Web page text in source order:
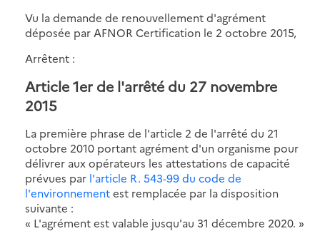
Vu la demande de renouvellement d'agrément
déposée par AFNOR Certification le 2 octobre 2015,
Arrêtent :
Article 1er de l'arrêté du 27 novembre
2015
La première phrase de l'article 2 de l'arrêté du 21
octobre 2010 portant agrément d'un organisme pour
délivrer aux opérateurs les attestations de capacité
prévues par l'article R. 543-99 du code de
l'environnementest remplacée par la disposition
suivante :
« L'agrément est valable jusqu'au 31 décembre 2020. »